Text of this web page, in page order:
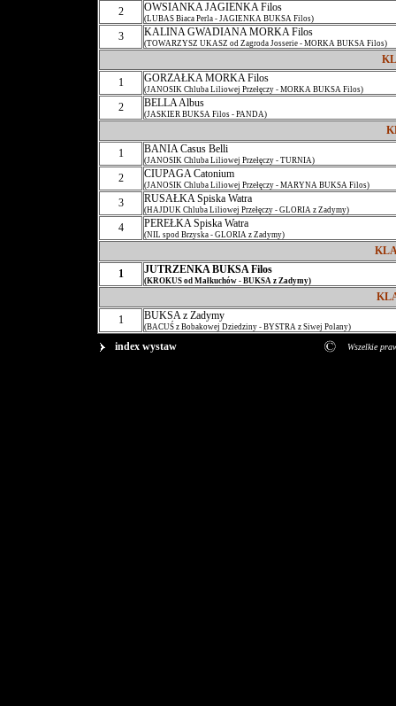
2 OWSIANKA JAGIENKA Filos
(LUBAS Biaca Perla - JAGIENKA BUKSA Filos)
3 KALINA GWADIANA MORKA Filos
(TOWARZYSZ UKASZ od Zagroda Josserie - MORKA BUKSA Filos)
1
GORZAŁKA MORKA Filos
(JANOSIK Chluba Liliowej Przełęczy - MORKA BUKSA Filos)
2 BELLA Albus
(JASKIER BUKSA Filos - PANDA)
1
BANIA Casus Belli
(JANOSIK Chluba Liliowej Przełęczy - TURNIA)
2 CIUPAGA Catonium
(JANOSIK Chluba Liliowej Przełęczy - MARYNA BUKSA Filos)
3 RUSAŁKA Spiska Watra
(HAJDUK Chluba Liliowej Przełęczy - GLORIA z Zadymy)
4 PEREŁKA Spiska Watra
(NIL spod Brzyska - GLORIA z Zadymy)
1
JUTRZENKA BUKSA Filos
(KROKUS od Małkuchów - BUKSA z Zadymy)
1
BUKSA z Zadymy
(BACUŚ z Bobakowej Dziedziny - BYSTRA z Siwej Polany)
index wystaw Wszelkie